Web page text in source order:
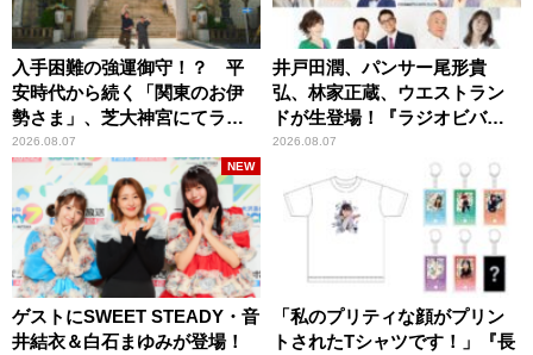
入手困難の強運御守！？ 平
安時代から続く「関東のお伊
勢さま」、芝大神宮にてラン
パンプスが合格祈願！
2026.08.07
井戸田潤、パンサー尾形貴
弘、林家正蔵、ウエストラン
ドが生登場！『ラジオビバリ
ー昼ズ』
2026.08.07
ゲストにSWEET STEADY・音
井結衣＆白石まゆみが登場！
NEW
「私のプリティな顔がプリン
トされたTシャツです！」『長